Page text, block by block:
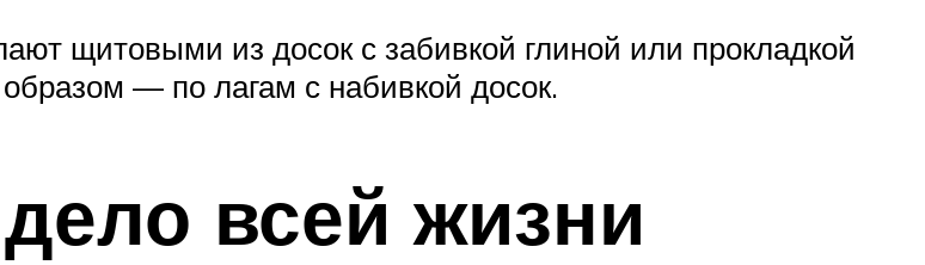
щитовыми из досок с забивкой глиной или прокладкой
— по лагам с набивкой досок.
всей жизни